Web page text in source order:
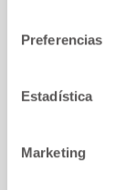
Preferencias
Estadística
Marketing